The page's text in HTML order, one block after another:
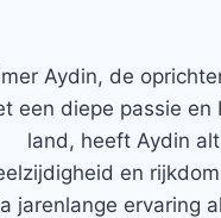
Aydin, de
een diepe passie en
land, heeft Aydin
en
jarenlange ervaring